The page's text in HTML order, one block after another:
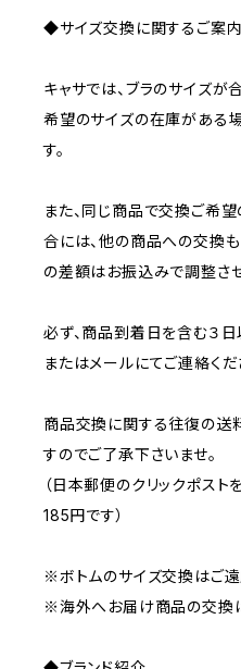
◆サイズ交換に関するご案内
キャサでは、ブラのサイズ
希望のサイズの在庫がある
す。
また、同じ商品で交換ご希
合には、他の商品への交換
の差額はお振込みで調整さ
必ず、商品到着日を含む３
またはメールにてご連絡くだ
商品交換に関する往復の送
すのでご了承下さいませ。
（日本郵便のクリックポス
185円です）
※ボトムのサイズ交換はご遠
※海外へお届け商品の交換